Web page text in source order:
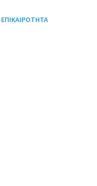
ΕΠΙΚΑΙΡΟΤΗΤΑ